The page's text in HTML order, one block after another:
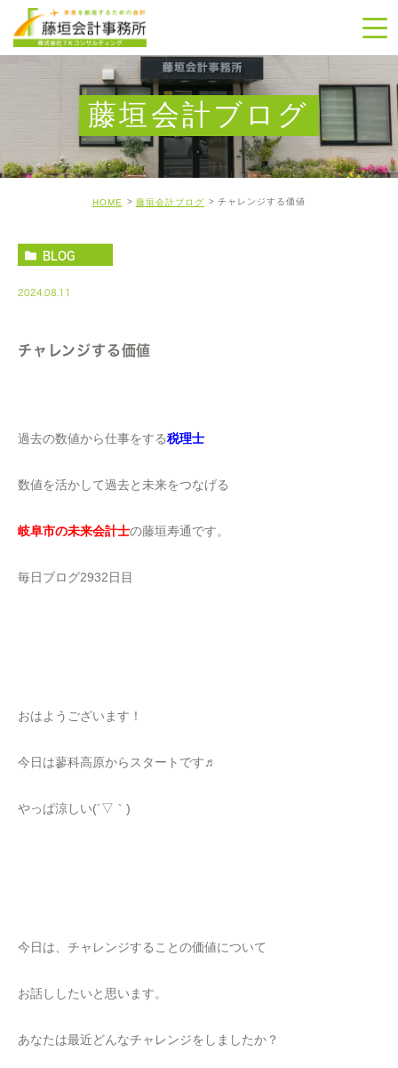
藤垣会計ブログ
HOME 藤垣会計ブログ チャレンジする価値
BLOG
2024.08.11
チャレンジする価値
過去の数値から仕事をする税理士
数値を活かして過去と未来をつなげる
岐阜市の未来会計士の藤垣寿通です。
毎日ブログ2932日目
おはようございます！
今日は蓼科高原からスタートです♬
やっぱ涼しい(´▽｀)
今日は、チャレンジすることの価値について
お話ししたいと思います。
あなたは最近どんなチャレンジをしましたか？